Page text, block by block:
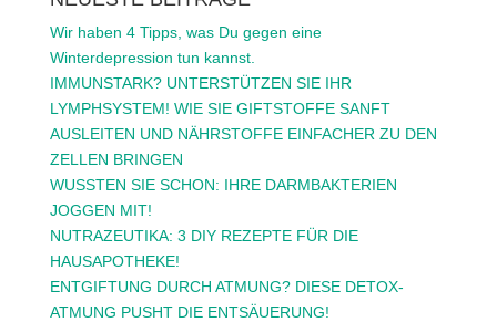
Wir haben 4 Tipps, was Du gegen eine
Winterdepression tun kannst.
IMMUNSTARK? UNTERSTÜTZEN SIE IHR
LYMPHSYSTEM! WIE SIE GIFTSTOFFE SANFT
AUSLEITEN UND NÄHRSTOFFE EINFACHER ZU DEN
ZELLEN BRINGEN
WUSSTEN SIE SCHON: IHRE DARMBAKTERIEN
JOGGEN MIT!
NUTRAZEUTIKA: 3 DIY REZEPTE FÜR DIE
HAUSAPOTHEKE!
ENTGIFTUNG DURCH ATMUNG? DIESE DETOX-
ATMUNG PUSHT DIE ENTSÄUERUNG!